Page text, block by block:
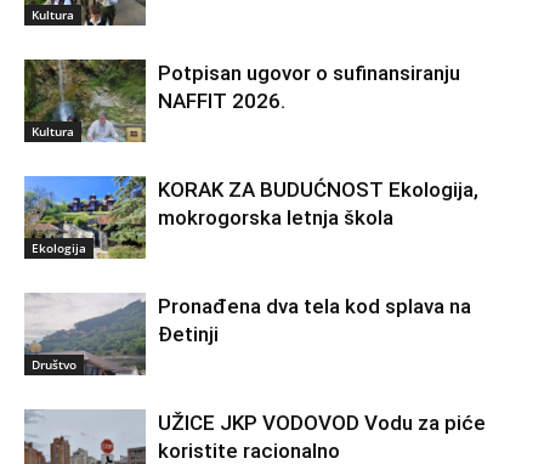
Kultura
Kultura
Potpisan ugovor o sufinansiranju
NAFFIT 2026.
Ekologija
KORAK ZA BUDUĆNOST Ekologija,
mokrogorska letnja škola
Društvo
Pronađena dva tela kod splava na
Đetinji
UŽICE JKP VODOVOD Vodu za piće
koristite racionalno